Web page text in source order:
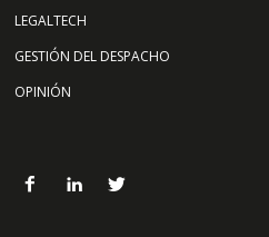
LEGALTECH
GESTIÓN DEL DESPACHO
OPINIÓN